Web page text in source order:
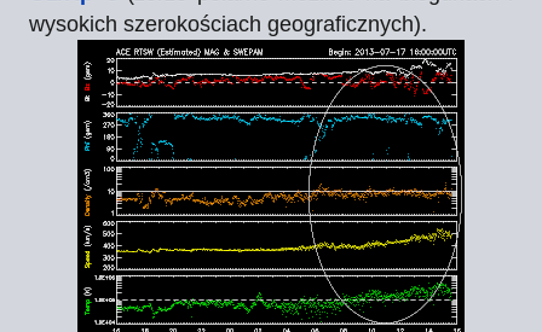
wysokich szerokościach geograficznych).